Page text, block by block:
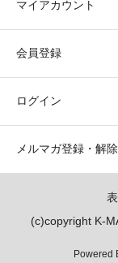
マイアカウント
会員登録
ログイン
メルマガ登録・解除
(c)copyright K-
Powered